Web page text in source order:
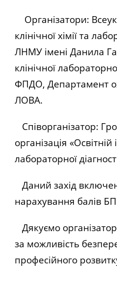
Організатори:
клінічної хімії та
ЛНМУ імені Данила
клінічної
ФПДО, Департамент
ЛОВА.
Співорганізатор:
організація «Освітній
лабораторної
Даний захід
нарахування балів
Дякуємо
за можливість
професійного